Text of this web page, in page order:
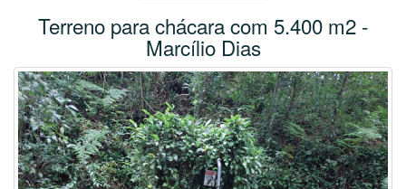
Terreno para chácara com 5.400 m2 -
Marcílio Dias